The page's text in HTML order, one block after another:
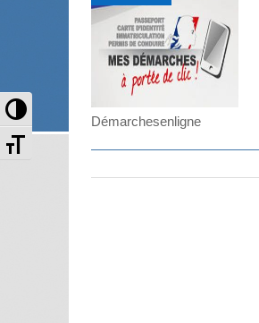
Passer en contraste élevé
Changer la taille de la police
Démarchesenligne